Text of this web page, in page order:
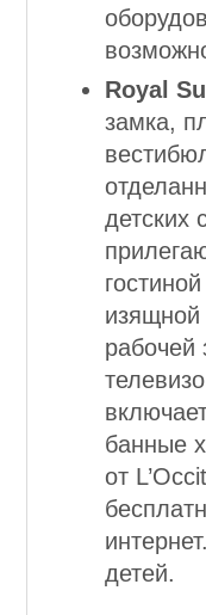
Royal
замка,
детских
изящной
рабочей
банные
от
детей.